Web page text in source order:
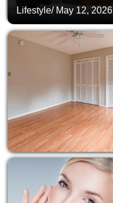
Lifestyle/ May 12, 2026